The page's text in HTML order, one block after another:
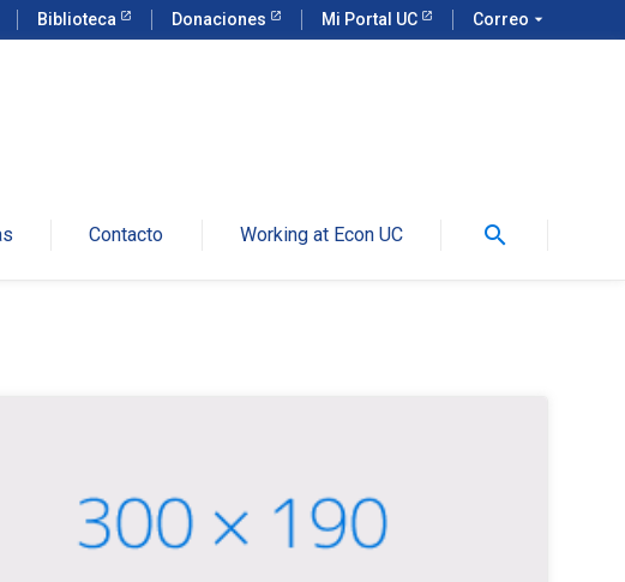
Biblioteca Donaciones Mi Portal UC Correo arrow_drop_down
Contacto Working at Econ UC search